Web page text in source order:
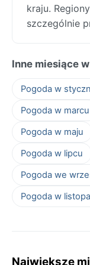
kraju.
szczególnie
Inne miesiące
Pogoda w
Pogoda w marcu
Pogoda w maju
Pogoda w lipcu
Pogoda we
Pogoda w
Największe